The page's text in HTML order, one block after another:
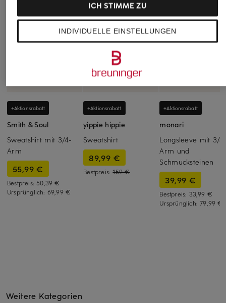
+Aktionsrabatt
Smith & Soul
Sweatshirt mit 3/4-
Arm
55,99 €
Bestpreis: 50,39 €
Ursprünglich: 69,99 €
+Aktionsrabatt
yippie hippie
Sweatshirt
89,99 €
Bestpreis:159 €
+Aktionsrabatt
monari
Longsleeve mit 3/
Arm und
Schmucksteinen
39,99 €
Bestpreis: 33,99 €
Ursprünglich:79,99 €
Weitere Kategorien
INDIVIDUELLE EINSTELLUNGEN
ICH STIMME ZU